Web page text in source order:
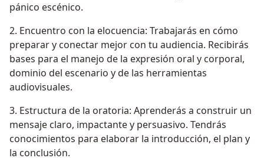
pánico escénico.
2. Encuentro con la elocuencia: Trabajarás en cómo
preparar y conectar mejor con tu audiencia. Recibirás
bases para el manejo de la expresión oral y corporal,
dominio del escenario y de las herramientas
audiovisuales.
3. Estructura de la oratoria: Aprenderás a construir un
mensaje claro, impactante y persuasivo. Tendrás
conocimientos para elaborar la introducción, el plan y
la conclusión.